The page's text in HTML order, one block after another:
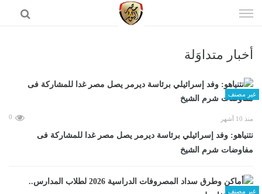
الى
أخبار متداوَلة
غير مصنف
منذ 10 أشهر 0
نتنياهو: وفد إسرائيلي برئاسة ديرمر يصل مصر غدا للمشاركة فى
مفاوضات شرم الشيخ
غير مصنف